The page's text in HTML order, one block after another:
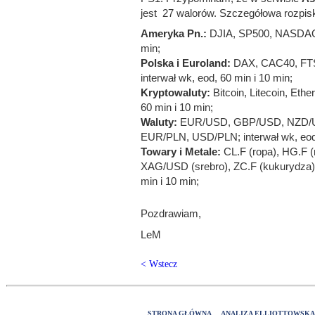
jest 27 walorów. Szczegółowa
Ameryka Pn.: DJIA, SP500,
min;
Polska i Euroland: DAX, CAC40,
interwał wk, eod, 60 min i 10 min;
Kryptowaluty: Bitcoin, Litecoin,
60 min i 10 min;
Waluty: EUR/USD, GBP/USD,
EUR/PLN, USD/PLN; interwał wk,
Towary i Metale: CL.F (ropa), HG.F
XAG/USD (srebro), ZC.F
min i 10 min;
Pozdrawiam,
LeM
< Wstecz
STRONA GŁÓWNA ANALIZA ELLIOTTOWSKA